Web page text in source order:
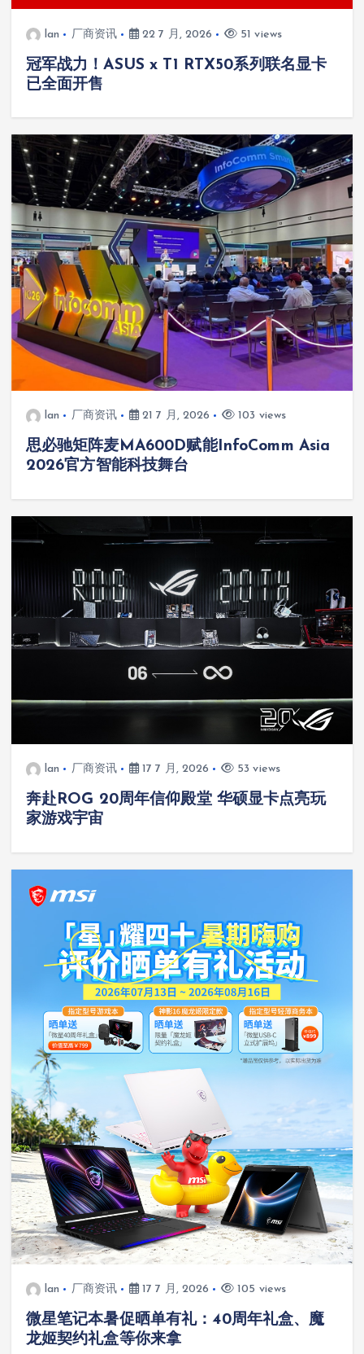
lan 厂商资讯 22 7 月, 2026 51 views
冠军战力！ASUS x T1 RTX50系列联名显卡
已全面开售
lan 厂商资讯 21 7 月, 2026 103 views
思必驰矩阵麦MA600D赋能InfoComm Asia
2026官方智能科技舞台
lan 厂商资讯 17 7 月, 2026 53 views
奔赴ROG 20周年信仰殿堂 华硕显卡点亮玩
家游戏宇宙
lan 厂商资讯 17 7 月, 2026 105 views
微星笔记本暑促晒单有礼：40周年礼盒、魔
龙姬契约礼盒等你来拿